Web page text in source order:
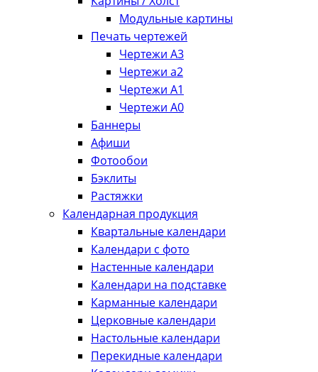
Модульные картины
Печать чертежей
Чертежи А3
Чертежи а2
Чертежи А1
Чертежи А0
Баннеры
Афиши
Фотообои
Бэклиты
Растяжки
Календарная продукция
Квартальные календари
Календари с фото
Настенные календари
Календари на подставке
Карманные календари
Церковные календари
Настольные календари
Перекидные календари